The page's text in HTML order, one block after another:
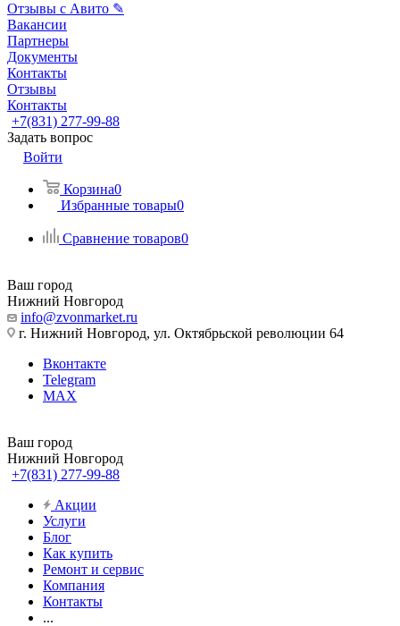
Отзывы с Авито ✎
Вакансии
Партнеры
Документы
Контакты
Отзывы
Контакты
+7(831) 277-99-88
Задать вопрос
Войти
Корзина0
Избранные товары0
Сравнение товаров0
Ваш город
Нижний Новгород
info@zvonmarket.ru
г. Нижний Новгород, ул. Октябрьской революции 64
Вконтакте
Telegram
MAX
Ваш город
Нижний Новгород
+7(831) 277-99-88
Акции
Услуги
Блог
Как купить
Ремонт и сервис
Компания
Контакты
...